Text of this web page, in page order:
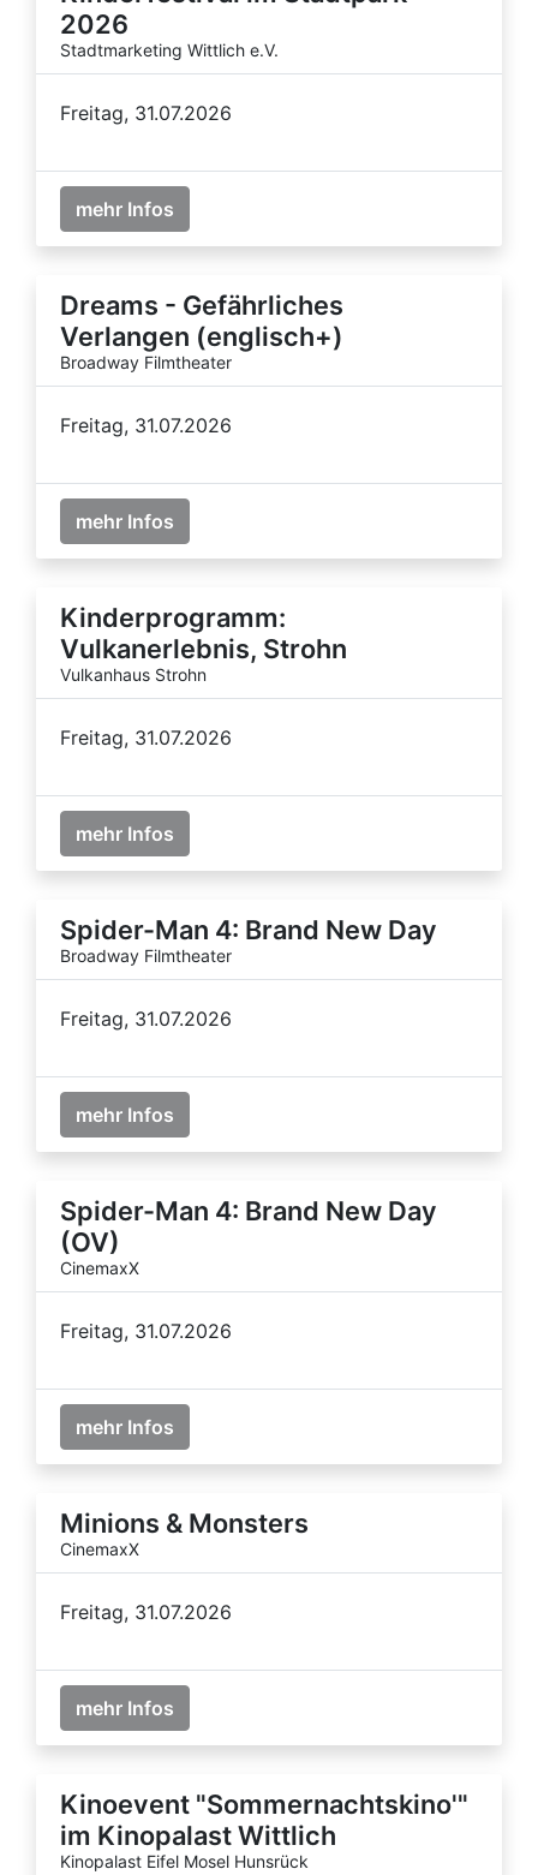
2026
Stadtmarketing Wittlich e.V.
Freitag, 31.07.2026
mehr Infos
Dreams - Gefährliches
Verlangen (englisch+)
Broadway Filmtheater
Freitag, 31.07.2026
mehr Infos
Kinderprogramm:
Vulkanerlebnis, Strohn
Vulkanhaus Strohn
Freitag, 31.07.2026
mehr Infos
Spider-Man 4: Brand New Day
Broadway Filmtheater
Freitag, 31.07.2026
mehr Infos
Spider-Man 4: Brand New Day
(OV)
CinemaxX
Freitag, 31.07.2026
mehr Infos
Minions & Monsters
CinemaxX
Freitag, 31.07.2026
mehr Infos
Kinoevent "Sommernachtskino'"
im Kinopalast Wittlich
Kinopalast Eifel Mosel Hunsrück